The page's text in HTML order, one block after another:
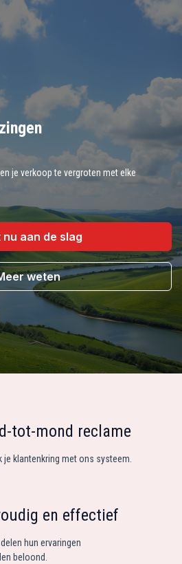
je verkoop te vergroten met elke
aan de slag
weten
tot-mond reclame
je klantenkring met ons systeem.
en effectief
hun ervaringen
beloond.